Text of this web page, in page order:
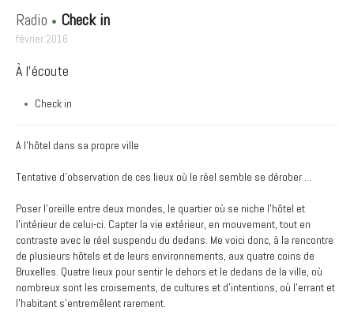
Radio Check in
février 2016
À l'écoute
Check in
A l'hôtel dans sa propre ville
Tentative d’observation de ces lieux où le réel semble se dérober ...
Poser l’oreille entre deux mondes, le quartier où se niche l’hôtel et
l’intérieur de celui-ci. Capter la vie extérieur, en mouvement, tout en
contraste avec le réel suspendu du dedans. Me voici donc, à la rencontre
de plusieurs hôtels et de leurs environnements, aux quatre coins de
Bruxelles. Quatre lieux pour sentir le dehors et le dedans de la ville, où
nombreux sont les croisements, de cultures et d’intentions, où l’errant et
l’habitant s’entremêlent rarement.